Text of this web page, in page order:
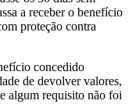
a receber o benefício
proteção contra
concedido
de devolver valores,
algum requisito não foi